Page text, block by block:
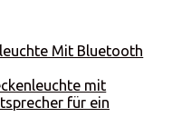
Mit Bluetooth
mit
für ein